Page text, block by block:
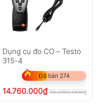
Dụng cụ đo CO – Testo
315-4
Đã bán 274
14.760.000₫ 15.060.000₫